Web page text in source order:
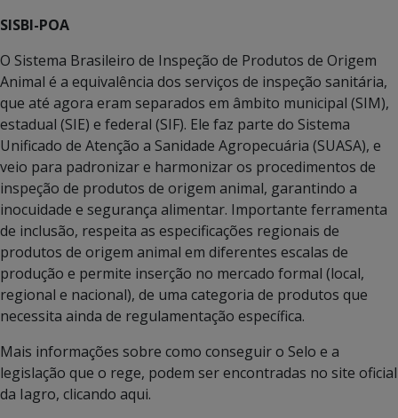
SISBI-POA
O Sistema Brasileiro de Inspeção de Produtos de Origem
Animal é a equivalência dos serviços de inspeção sanitária,
que até agora eram separados em âmbito municipal (SIM),
estadual (SIE) e federal (SIF). Ele faz parte do Sistema
Unificado de Atenção a Sanidade Agropecuária (SUASA), e
veio para padronizar e harmonizar os procedimentos de
inspeção de produtos de origem animal, garantindo a
inocuidade e segurança alimentar. Importante ferramenta
de inclusão, respeita as especificações regionais de
produtos de origem animal em diferentes escalas de
produção e permite inserção no mercado formal (local,
regional e nacional), de uma categoria de produtos que
necessita ainda de regulamentação específica.
Mais informações sobre como conseguir o Selo e a
legislação que o rege, podem ser encontradas no site oficial
da Iagro, clicando aqui.